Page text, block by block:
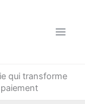
qui transforme